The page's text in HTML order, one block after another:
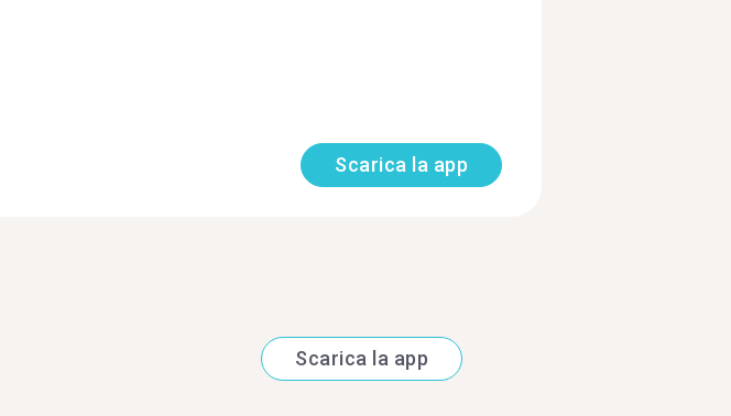
Scarica la app
Scarica la app